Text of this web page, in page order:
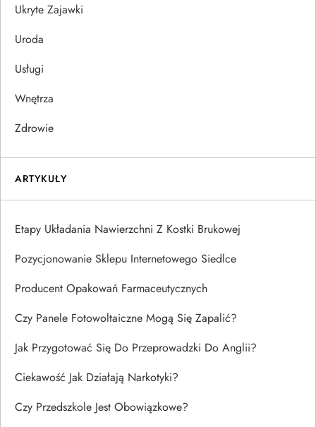
Ukryte Zajawki
Uroda
Usługi
Wnętrza
Zdrowie
ARTYKUŁY
Etapy Układania Nawierzchni Z Kostki Brukowej
Pozycjonowanie Sklepu Internetowego Siedlce
Producent Opakowań Farmaceutycznych
Czy Panele Fotowoltaiczne Mogą Się Zapalić?
Jak Przygotować Się Do Przeprowadzki Do Anglii?
Ciekawość Jak Działają Narkotyki?
Czy Przedszkole Jest Obowiązkowe?